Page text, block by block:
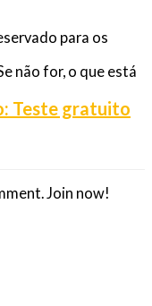
para os
Se não for, o que está
Teste gratuito
Join now!